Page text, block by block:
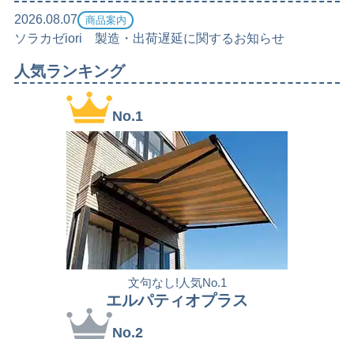
2026.08.07 商品案内
ソラカゼiori 製造・出荷遅延に関するお知らせ
人気ランキング
No.1
文句なし!人気No.1
エルパティオプラス
No.2